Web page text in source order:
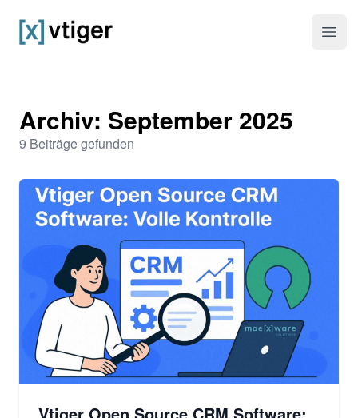
vtiger CRM
Archiv: September 2025
9 Beiträge gefunden